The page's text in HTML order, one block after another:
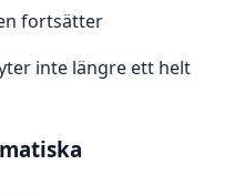
fortsätter
inte längre ett helt